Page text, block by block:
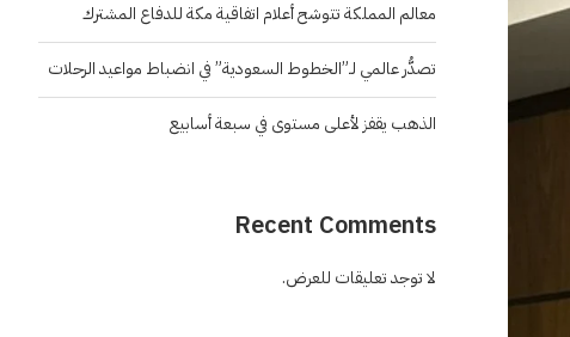
معالم المملكة تتوشح أعلام اتفاقية مكة للدفاع المشترك
تصدُّر عالمي لـ”الخطوط السعودية” في انضباط مواعيد الرحلات
الذهب يقفز لأعلى مستوى في سبعة أسابيع
Recent Comments
لا توجد تعليقات للعرض.